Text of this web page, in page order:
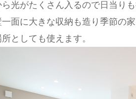
ら光がたくさん入るので日当り
一面に大きな収納も造り季節の
としても使えます。